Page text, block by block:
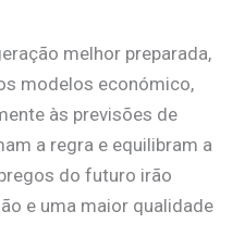
melhor preparada,
modelos económico,
às previsões de
a regra e equilibram a
do futuro irão
e uma maior qualidade